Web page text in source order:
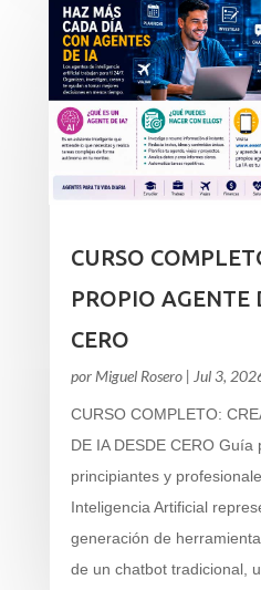
CURSO
PROPIO AGENTE
CERO
por Miguel Rosero| Jul 3,
CURSO COMPLETO:
DE IA DESDE CERO Guía
principiantes y
Inteligencia Artificial
generación de
de un chatbot tradicional,